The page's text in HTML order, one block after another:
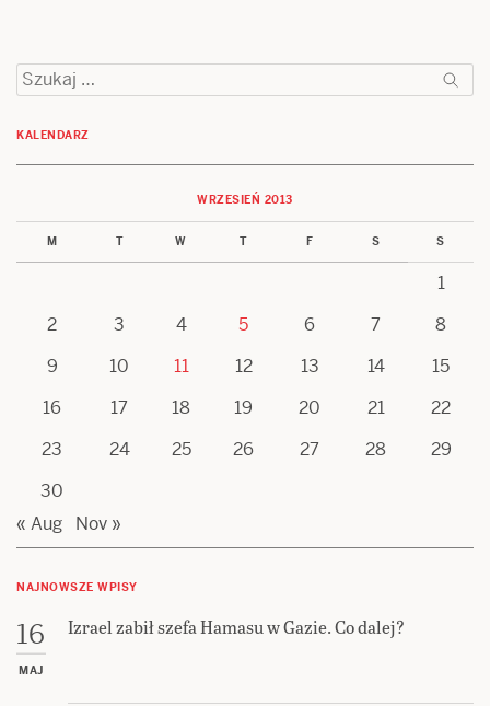
Szukaj:
KALENDARZ
WRZESIEŃ 2013
M T W T F S S
1
2
3 4 5 6 7
8
9
10 11 12 13 14
15
16
17 18 19 20 21
22
23
24 25 26 27 28
29
30
« Aug
Nov »
NAJNOWSZE WPISY
16
MAJ
Izrael zabił szefa Hamasu w Gazie. Co dalej?